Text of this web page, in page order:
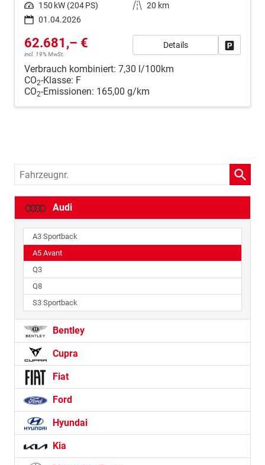
Leistung 150 kW (204 PS) Kilometerstand 20 km
01.04.2026
62.681,– €
incl. 19% MwSt.
Details
Verbrauch kombiniert: 7,30 l/100km
CO2-Klasse: F
CO2-Emissionen: 165,00 g/km
Fahrzeugnr.
Audi
A3 Sportback
A5 Avant
Q3
Q8
S3 Sportback
Bentley
Cupra
Fiat
Ford
Hyundai
Kia